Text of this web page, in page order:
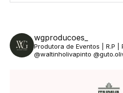
wgproducoes_
Produtora de Eventos | R.P |
@waltinholivapinto